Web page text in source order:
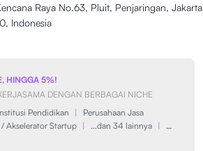
Raya No.63, Pluit, Penjaringan, Jakarta
Indonesia
HINGGA 5%!
DENGAN BERBAGAI NICHE
Pendidikan |
Perusahaan Jasa
Akselerator Startup | ...dan 34 lainnya |
…